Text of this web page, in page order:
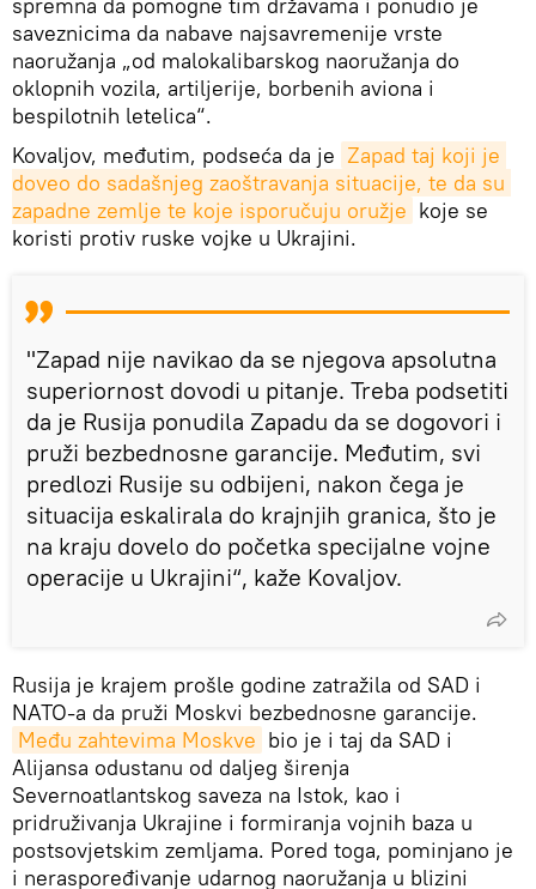
saveznicima da nabave najsavremenije vrste
naoružanja „od malokalibarskog naoružanja do
oklopnih vozila, artiljerije, borbenih aviona i
bespilotnih letelica“.
Kovaljov, međutim, podseća da je Zapad taj koji je
doveo do sadašnjeg zaoštravanja situacije, te da su
zapadne zemlje te koje isporučuju oružje koje se
koristi protiv ruske vojke u Ukrajini.
"Zapad nije navikao da se njegova apsolutna
superiornost dovodi u pitanje. Treba podsetiti
da je Rusija ponudila Zapadu da se dogovori i
pruži bezbednosne garancije. Međutim, svi
predlozi Rusije su odbijeni, nakon čega je
situacija eskalirala do krajnjih granica, što je
na kraju dovelo do početka specijalne vojne
operacije u Ukrajini“, kaže Kovaljov.
Rusija je krajem prošle godine zatražila od SAD i
NATO-a da pruži Moskvi bezbednosne garancije.
Među zahtevima Moskve bio je i taj da SAD i
Alijansa odustanu od daljeg širenja
Severnoatlantskog saveza na Istok, kao i
pridruživanja Ukrajine i formiranja vojnih baza u
postsovjetskim zemljama. Pored toga, pominjano je
i neraspoređivanje udarnog naoružanja u blizini